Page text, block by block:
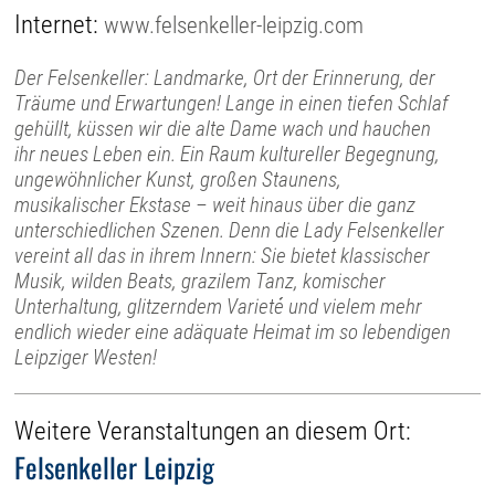
Internet:www.felsenkeller-leipzig.com
Der Felsenkeller: Landmarke, Ort der Erinnerung, der
Träume und Erwartungen! Lange in einen tiefen Schlaf
gehüllt, küssen wir die alte Dame wach und hauchen
ihr neues Leben ein. Ein Raum kultureller Begegnung,
ungewöhnlicher Kunst, großen Staunens,
musikalischer Ekstase – weit hinaus über die ganz
unterschiedlichen Szenen. Denn die Lady Felsenkeller
vereint all das in ihrem Innern: Sie bietet klassischer
Musik, wilden Beats, grazilem Tanz, komischer
Unterhaltung, glitzerndem Varieté und vielem mehr
endlich wieder eine adäquate Heimat im so lebendigen
Leipziger Westen!
Weitere Veranstaltungen an diesem Ort:
Felsenkeller Leipzig